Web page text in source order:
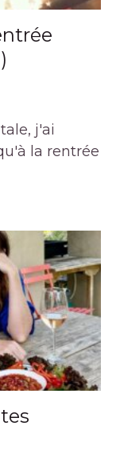
j'ai
la rentrée